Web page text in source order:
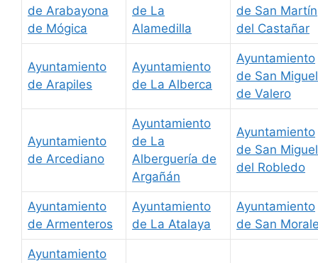
de Arabayona
de Mógica
de La
Alamedilla
de San Martín
del Castañar
Ayuntamiento
de Arapiles
Ayuntamiento
de La Alberca
Ayuntamiento
de San Miguel
de Valero
Ayuntamiento
de Arcediano
Ayuntamiento
de La
Alberguería de
Argañán
Ayuntamiento
de San Miguel
del Robledo
Ayuntamiento
de Armenteros
Ayuntamiento
de La Atalaya
Ayuntamiento
de San
Ayuntamiento